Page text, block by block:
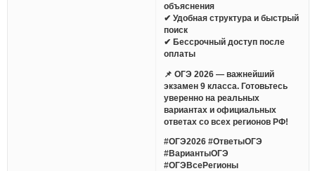
объяснения
✔ Удобная структура и быстрый
поиск
✔ Бессрочный доступ после
оплаты
📌 ОГЭ 2026 — важнейший
экзамен 9 класса. Готовьтесь
уверенно на реальных
вариантах и официальных
ответах со всех регионов РФ!
#ОГЭ2026 #ОтветыОГЭ
#ВариантыОГЭ
#ОГЭВсеРегионы